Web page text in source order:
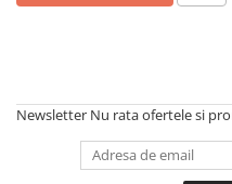
Newsletter Nu rata ofertele si